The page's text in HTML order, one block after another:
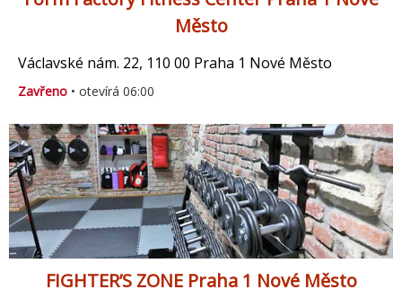
Město
Václavské nám. 22, 110 00 Praha 1 Nové Město
Zavřeno • otevírá 06:00
FIGHTER’S ZONE Praha 1 Nové Město